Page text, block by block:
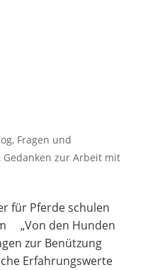
, Fragen und
Gedanken zur Arbeit mit
für Pferde schu­len
„Von den Hun­den
zur Benüt­zung
Erfah­rungs­wer­te